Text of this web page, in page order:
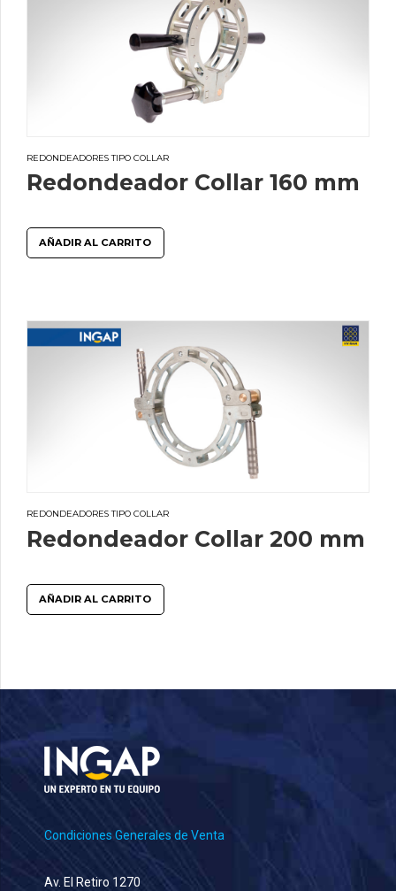
REDONDEADORES TIPO COLLAR
Redondeador Collar 160 mm
AÑADIR AL CARRITO
REDONDEADORES TIPO COLLAR
Redondeador Collar 200 mm
AÑADIR AL CARRITO
Condiciones Generales de Venta
Av. El Retiro 1270